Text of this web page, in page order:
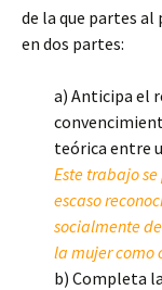
de la que partes
en dos partes:
a) Anticipa el
teórica entre
Este trabajo
escaso
socialmente
la mujer como
b) Completa